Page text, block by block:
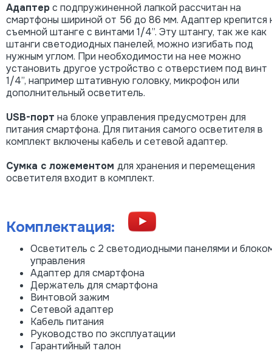
Адаптерс подпружиненной лапкой рассчитан на
смартфоны шириной от 56 до 86 мм. Адаптер крепится
съемной штанге с винтами 1/4”. Эту штангу, так же как
штанги светодиодных панелей, можно изгибать под
нужным углом. При необходимости на нее можно
установить другое устройство с отверстием под винт
1/4”, например штативную головку, микрофон или
дополнительный осветитель.
USB-порт на блоке управления предусмотрен для
питания смартфона. Для питания самого осветителя в
комплект включены кабель и сетевой адаптер.
Сумка с ложементом для хранения и перемещения
осветителя входит в комплект.
Комплектация:
Осветитель с 2 светодиодными панелями и
управления
Адаптер для смартфона
Держатель для смартфона
Винтовой зажим
Сетевой адаптер
Кабель питания
Руководство по эксплуатации
Гарантийный талон